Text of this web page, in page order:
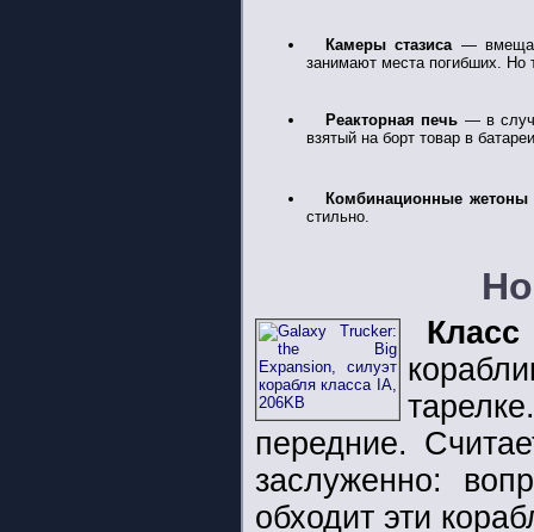
Камеры стазиса—
занимают места погибших. Но
Реакторная печь — в
взятый на борт товар в
Комбинационные жетоны
стильно.
передние.
заслуженно:
обходит эти